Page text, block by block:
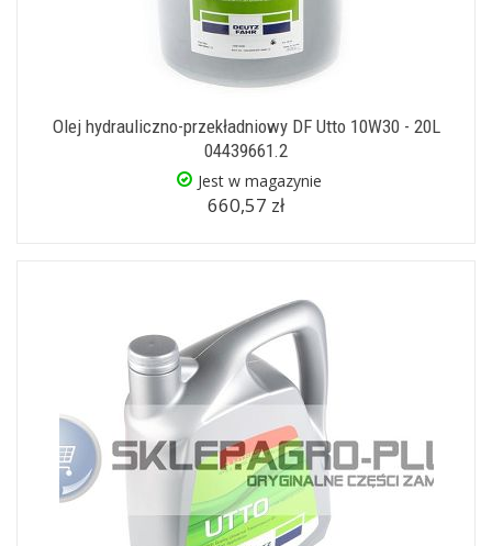
Olej hydrauliczno-przekładniowy DF Utto 10W30 - 20L
04439661.2
Jest w magazynie
660,57 zł